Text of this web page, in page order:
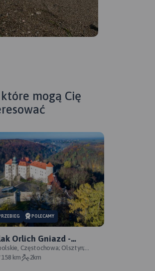
które mogą Cię
POLECAMY
Orlich Gniazd -
szlaku
Częstochowa; Olsztyn;
Morsko; Ogrodzieniec; Pilica;
158 km 2km